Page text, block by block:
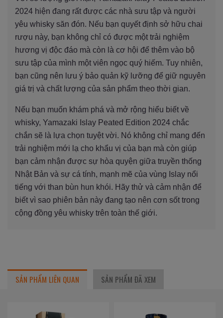
2024 hiện đang rất được các nhà sưu tập và người
yêu whisky săn đón. Nếu bạn quyết định sở hữu chai
rượu này, bạn không chỉ có được một trải nghiệm
hương vị độc đáo mà còn là cơ hội để thêm vào bộ
sưu tập của mình một viên ngọc quý hiếm. Tuy nhiên,
bạn cũng nên lưu ý bảo quản kỹ lưỡng để giữ nguyên
giá trị và chất lượng của sản phẩm theo thời gian.
Nếu bạn muốn khám phá và mở rộng hiểu biết về
whisky, Yamazaki Islay Peated Edition 2024 chắc
chắn sẽ là lựa chọn tuyệt vời. Nó không chỉ mang đến
trải nghiệm mới lạ cho khẩu vị của bạn mà còn giúp
bạn cảm nhận được sự hòa quyện giữa truyền thống
Nhật Bản và sự cá tính, mạnh mẽ của vùng Islay nổi
tiếng với than bùn hun khói. Hãy thử và cảm nhận để
biết vì sao phiên bản này đang tạo nên cơn sốt trong
cộng đồng yêu whisky trên toàn thế giới.
SẢN PHẨM LIÊN QUAN SẢN PHẨM ĐÃ XEM